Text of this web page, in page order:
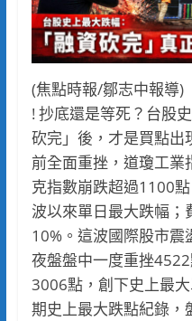
(焦點時報/鄒志中報
! 抄底還是等死？台股
砍完」後，才是買點出
前全面重挫，道瓊工
克指數崩跌超過1100
波以來單日最大跌幅
10%。這波國際股市震
夜盤盤中一度重挫
3006點，創下史上最
期史上最大跌點紀錄